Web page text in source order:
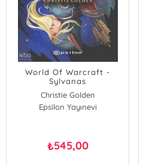
World Of Warcraft -
Sylvanas
Christie Golden
Epsilon Yayınevi
₺545,00